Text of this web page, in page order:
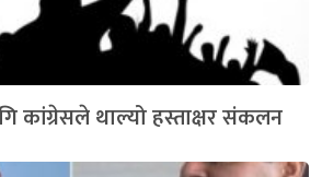
कांग्रेसले थाल्यो हस्ताक्षर संकलन